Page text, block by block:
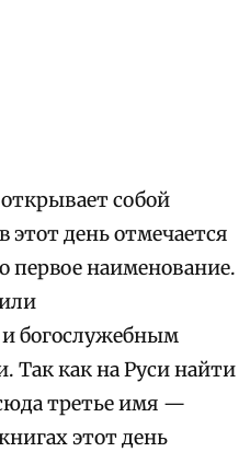
собой
день отмечается
первое наименование.
и богослужебным
Так как на Руси найти
третье имя —
этот день